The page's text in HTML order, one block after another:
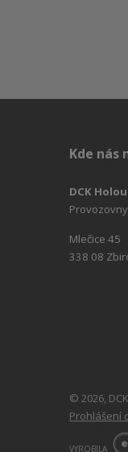
Kde nás
DCK
Mlečice 45
338 08
© 2026,
Prohlášení
VYROBILA